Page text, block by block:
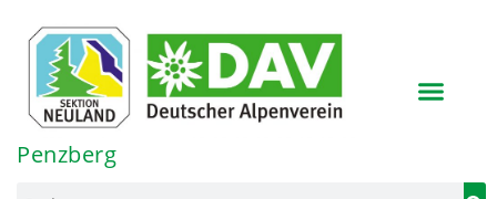
springen
Penzberg